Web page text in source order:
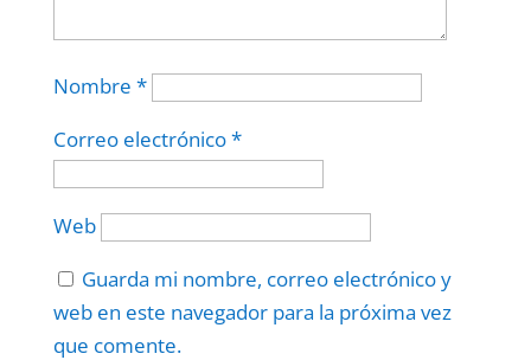
Nombre *
Correo electrónico*
Web
Guarda mi nombre, correo electrónico y
web en este navegador para la próxima vez
que comente.